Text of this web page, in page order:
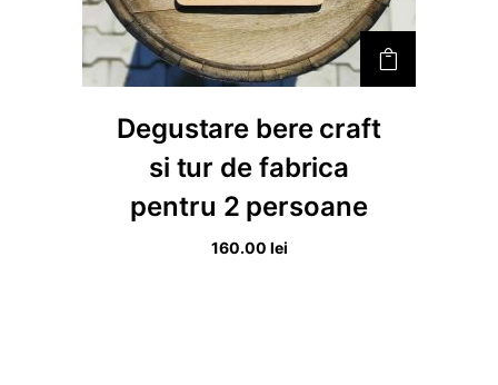
a
l
a
o
s
t
:
t
e
s
e
:
4
Degustare bere craft
si tur de fabrica
pentru 2 persoane
160.00 lei